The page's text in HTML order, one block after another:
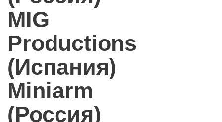
MIG
Productions
(Испания)
Miniarm
(Россия)